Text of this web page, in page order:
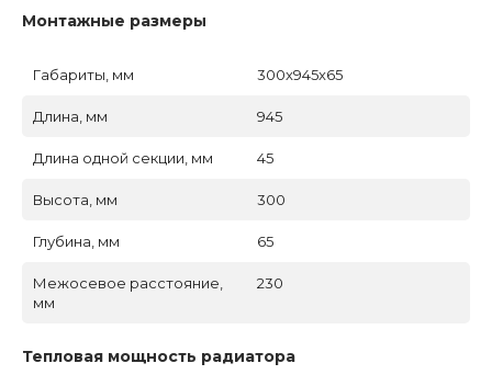
Монтажные размеры
Габариты, мм 300x945x65
Длина, мм 945
Длина одной секции, мм 45
Высота, мм 300
Глубина, мм 65
Межосевое расстояние,
мм
230
Тепловая мощность радиатора